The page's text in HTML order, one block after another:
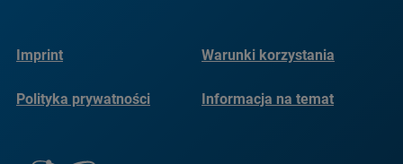
Imprint Warunki korzystania
Polityka prywatności
Informacja na temat